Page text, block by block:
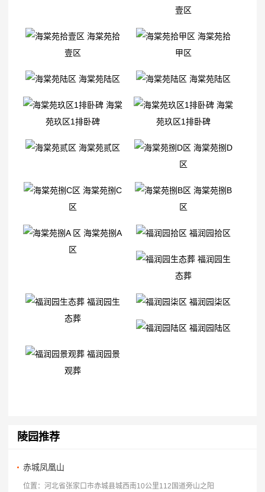
壹区
海棠苑拾
壹区
海棠苑拾
甲区
海棠苑陆区 海棠苑陆区
海棠
苑玖区1排卧碑
海棠
苑玖区1排卧碑
海棠苑贰区
海棠苑捌D
区
海棠苑捌C
区
海棠苑捌B
区
海棠苑捌A
区
福润园拾区
福润园生
态葬
福润园生
态葬
福润园柒区
福润园陆区
福润园景
观葬
陵园推荐
赤城凤凰山
位置：河北省张家口市赤城县城西南10公里112国道旁山之阳